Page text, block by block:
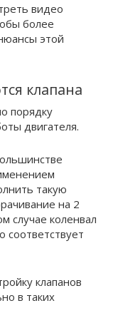
видео
более
этой
клапана
порядку
двигателя.
такую
на 2
случае коленвал
соответствует
клапанов
в таких